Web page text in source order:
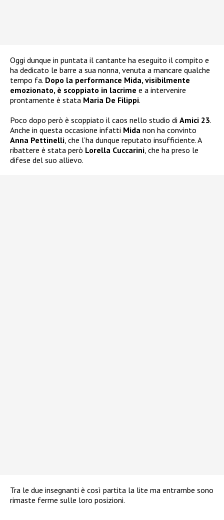
Oggi dunque in puntata il cantante ha eseguito il compito e
ha dedicato le barre a sua nonna, venuta a mancare qualche
tempo fa. Dopo la performance Mida, visibilmente
emozionato, è scoppiato in lacrime e a intervenire
prontamente è stata Maria De Filippi.
Poco dopo però è scoppiato il caos nello studio di Amici 23.
Anche in questa occasione infatti Mida non ha convinto
Anna Pettinelli, che l’ha dunque reputato insufficiente. A
ribattere è stata però Lorella Cuccarini, che ha preso le
difese del suo allievo.
Tra le due insegnanti è così partita la lite ma entrambe sono
rimaste ferme sulle loro posizioni.